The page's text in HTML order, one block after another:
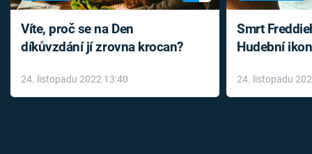
Víte, proč se na Den
díkůvzdání jí zrovna krocan?
24. listopadu 2022 13:40
Smrt
Hudební
léky
24. listopadu